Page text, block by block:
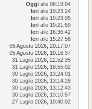
Oggialle 08:19:04
Ierialle 19:23:24
Ierialle 19:23:05
Ierialle 19:21:59
Ierialle 16:36:42
Ierialle 15:27:58
05 Agosto 2026, 20:17:07
05 Agosto 2026, 10:16:37
31 Luglio 2026, 22:52:35
31 Luglio 2026, 18:55:02
30 Luglio 2026, 13:24:01
30 Luglio 2026, 13:14:28
30 Luglio 2026, 13:12:43
30 Luglio 2026, 13:10:57
27 Luglio 2026, 10:40:02